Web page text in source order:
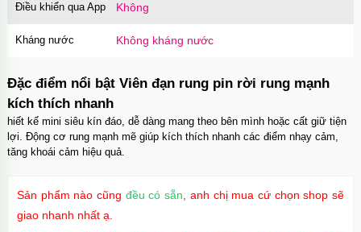
Điều khiển qua App Không
Kháng nước Không kháng nước
Đặc điểm nổi bật Viên đạn rung pin rời rung mạnh
kích thích nhanh
hiết kế mini siêu kín đáo, dễ dàng mang theo bên mình hoặc cất giữ tiện
lợi. Động cơ rung mạnh mẽ giúp kích thích nhanh các điểm nhạy cảm,
tăng khoái cảm hiệu quả.
Sản phẩm nào cũng đều có sẵn , anh chị mua cứ chọn shop sẽ
giao nhanh nhất ạ.